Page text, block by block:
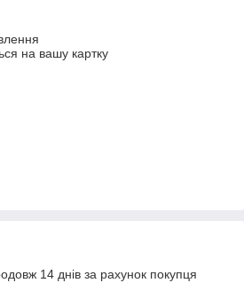
на вашу картку
14 днів за рахунок покупця